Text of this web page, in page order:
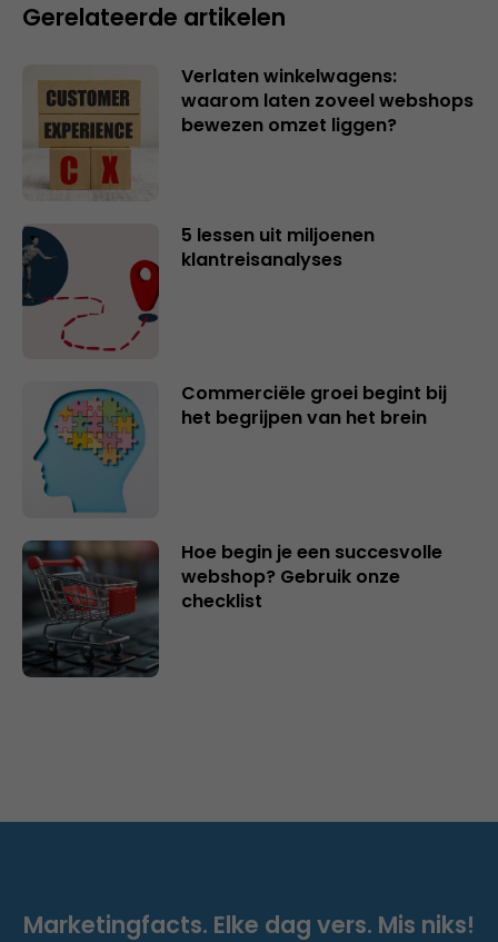
Gerelateerde artikelen
Verlaten winkelwagens:
waarom laten zoveel webshops
bewezen omzet liggen?
5 lessen uit miljoenen
klantreisanalyses
Commerciële groei begint bij
het begrijpen van het brein
Hoe begin je een succesvolle
webshop? Gebruik onze
checklist
Marketingfacts. Elke dag vers. Mis niks!